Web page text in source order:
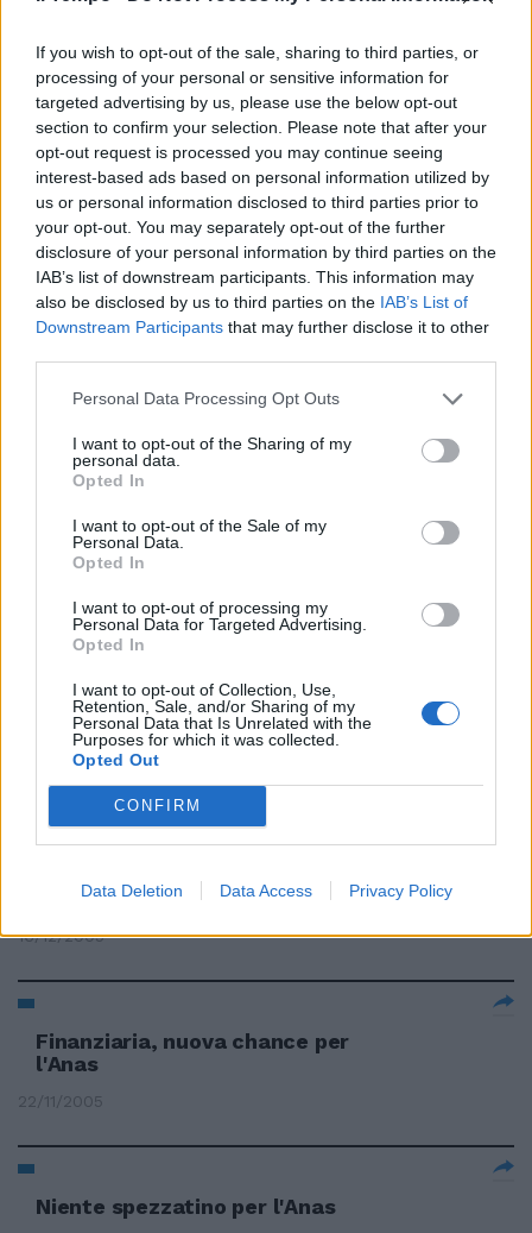
If you wish to opt-out of the sale, sharing to third parties, or
processing of your personal or sensitive information for
targeted advertising by us, please use the below opt-out
section to confirm your selection. Please note that after your
opt-out request is processed you may continue seeing
interest-based ads based on personal information utilized by
us or personal information disclosed to third parties prior to
your opt-out. You may separately opt-out of the further
disclosure of your personal information by third parties on the
IAB’s list of downstream participants. This information may
also be disclosed by us to third parties on the IAB’s List of
Downstream Participants that may further disclose it to other
Personal Data Processing Opt Outs
I want to opt-out of the Sharing of my
personal data.
Opted In
I want to opt-out of the Sale of my
Personal Data.
Opted In
I want to opt-out of processing my
Personal Data for Targeted Advertising.
Opted In
I want to opt-out of Collection, Use,
Retention, Sale, and/or Sharing of my
Personal Data that Is Unrelated with the
Purposes for which it was collected.
Opted Out
CONFIRM
Data Deletion Data Access Privacy Policy
con l'Anas
11/12/2006
Rimane in vigore la delibera con
la quale l'Anas ha blindato i fondi
non utilizzati dalle società
concessionarie ...
23/11/2006
L'Anas oggi mette sotto esame
27/04/2006
L'Anas convoca Gamberale per
24/04/2006
L'Anas fa tappa a Belgrado
24/03/2006
L'Anas aspetta una deroga sul
tetto di spesa
16/12/2005
Finanziaria, nuova chance per
l'Anas
22/11/2005
Niente spezzatino per l'Anas